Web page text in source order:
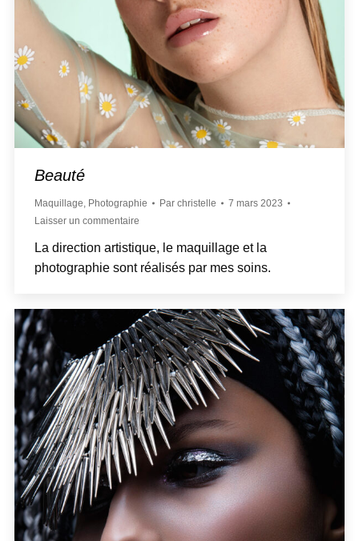
Beauté
Maquillage Photographie Par christelle
7 mars 2023
Laisser un commentaire
La direction artistique, le maquillage et la
photographie sont réalisés par mes soins.